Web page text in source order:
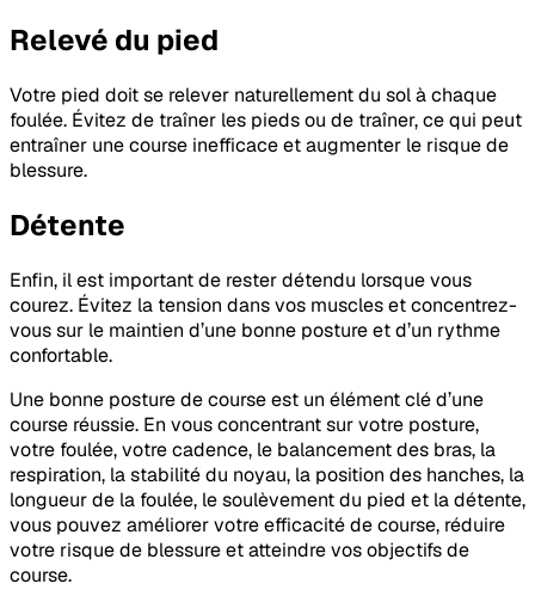
Relevé du pied
Votre pied doit se relever naturellement du sol à chaque
foulée. Évitez de traîner les pieds ou de traîner, ce qui peut
entraîner une course inefficace et augmenter le risque de
blessure.
Détente
Enfin, il est important de rester détendu lorsque vous
courez. Évitez la tension dans vos muscles et concentrez-
vous sur le maintien d’une bonne posture et d’un rythme
confortable.
Une bonne posture de course est un élément clé d’une
course réussie. En vous concentrant sur votre posture,
votre foulée, votre cadence, le balancement des bras, la
respiration, la stabilité du noyau, la position des hanches, la
longueur de la foulée, le soulèvement du pied et la détente,
vous pouvez améliorer votre efficacité de course, réduire
votre risque de blessure et atteindre vos objectifs de
course.